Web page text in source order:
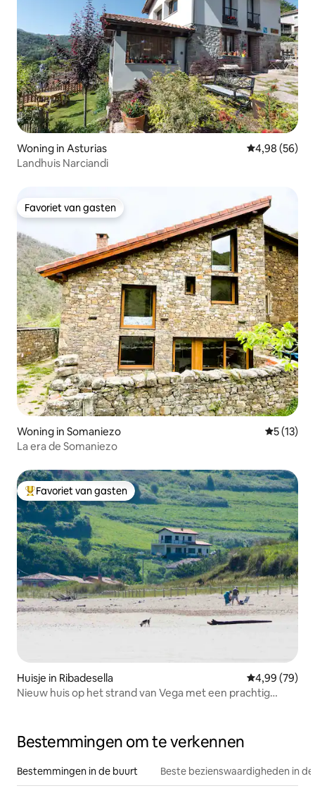
Woning in Asturias Gemiddelde
4,98 (56)
Landhuis Narciandi
Favoriet van gasten
Favoriet van gasten
Woning in Somaniezo
5 (13)
La era de Somaniezo
Topfavoriet van gasten
Favoriet van gasten
Huisje in Ribadesella Gemiddelde
4,99 (79)
Nieuw huis op het strand van Vega met een prachtig
Bestemmingen om te verkennen
Bestemmingen in de buurt Beste bezienswaardigheden in